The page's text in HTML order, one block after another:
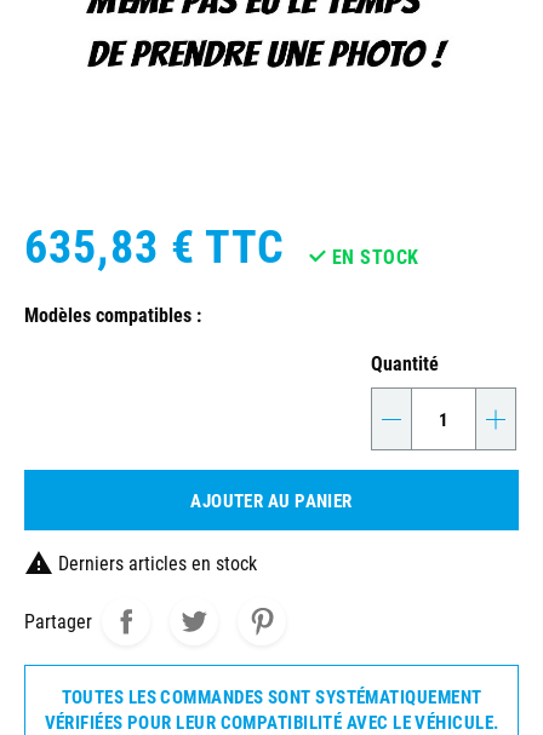
635,83 € TTC EN STOCK
Modèles compatibles :
Quantité
- +
AJOUTER AU PANIER
 Derniers articles en stock
Partager
TOUTES LES COMMANDES SONT SYSTÉMATIQUEMENT
VÉRIFIÉES POUR LEUR COMPATIBILITÉ AVEC LE VÉHICULE.